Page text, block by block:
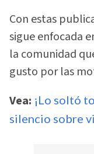
Con estas
sigue enfocada
la comunidad
gusto por las
Vea: ¡Lo soltó
silencio sobre